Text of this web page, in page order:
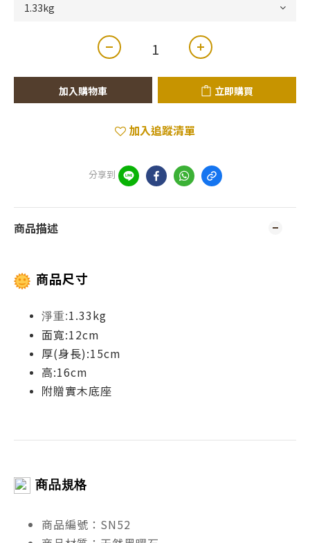
加入購物車 立即購買
加入追蹤清單
分享到
商品描述
商品尺寸
淨重:1.33kg
面寬:12cm
厚(身長):15cm
高:16cm
附贈實木底座
商品規格
商品編號：SN52